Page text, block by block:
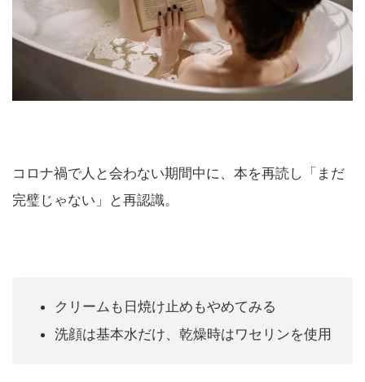
コロナ禍で人と会わない期間中に、本を再読し「まだ
完璧じゃない」と再認識。
クリームも日焼け止めもやめてみる
洗顔は基本水だけ、乾燥時はワセリンを使用